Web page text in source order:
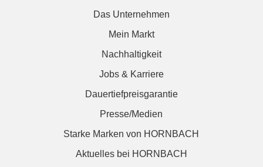
Das Unternehmen
Mein Markt
Nachhaltigkeit
Jobs & Karriere
Dauertiefpreisgarantie
Presse/Medien
Starke Marken von HORNBACH
Aktuelles bei HORNBACH